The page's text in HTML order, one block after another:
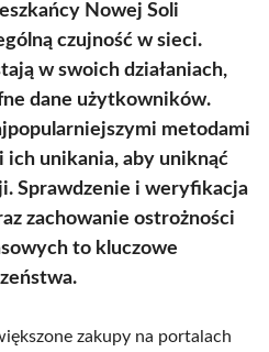
Nowej Soli
czujność w sieci.
w swoich działaniach,
dane użytkowników.
metodami
ich unikania, aby uniknąć
Sprawdzenie i weryfikacja
zachowanie ostrożności
to kluczowe
zakupy na portalach